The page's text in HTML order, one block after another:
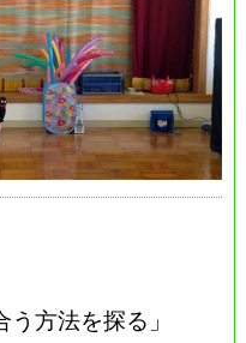
方法を探る」